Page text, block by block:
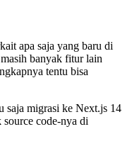
apa saja yang baru di
banyak fitur lain
tentu bisa
saja migrasi ke Next.js 14
source code-nya di